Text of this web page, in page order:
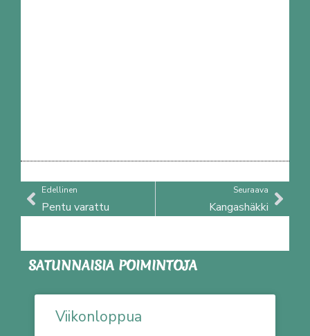
Prev
Edellinen
Pentu varattu
Seuraava
Kangashäkki
SATUNNAISIA POIMINTOJA
Viikonloppua